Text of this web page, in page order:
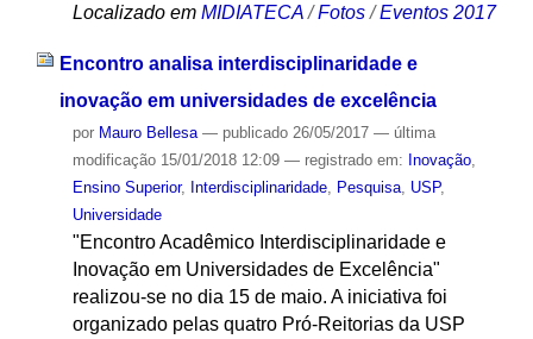
Localizado em MIDIATECA /Fotos /Eventos 2017
Encontro analisa interdisciplinaridade e
inovação em universidades de excelência
por Mauro Bellesa — publicado26/05/2017 — última
modificação15/01/2018 12:09 — registrado em: Inovação,
Ensino Superior, Interdisciplinaridade, Pesquisa, USP,
Universidade
"Encontro Acadêmico Interdisciplinaridade e
Inovação em Universidades de Excelência"
realizou-se no dia 15 de maio. A iniciativa foi
organizado pelas quatro Pró-Reitorias da USP